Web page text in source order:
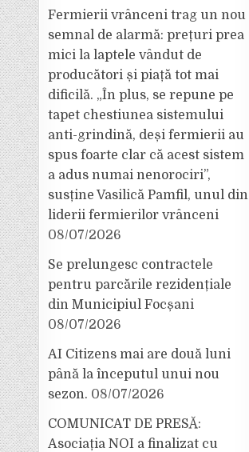
Fermierii vrânceni trag un nou
semnal de alarmă: prețuri prea
mici la laptele vândut de
producători și piață tot mai
dificilă. „În plus, se repune pe
tapet chestiunea sistemului
anti-grindină, deși fermierii au
spus foarte clar că acest sistem
a adus numai nenorociri”,
susține Vasilică Pamfil, unul din
liderii fermierilor vrânceni
08/07/2026
Se prelungesc contractele
pentru parcările rezidențiale
din Municipiul Focșani
08/07/2026
AI Citizens mai are două luni
până la începutul unui nou
sezon. 08/07/2026
COMUNICAT DE PRESĂ:
Asociația NOI a finalizat cu